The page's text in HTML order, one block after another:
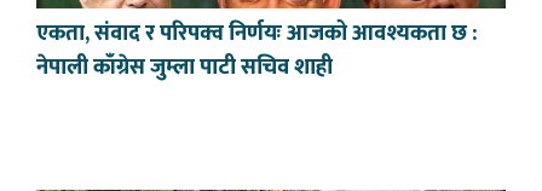
एकता, संवाद र परिपक्व निर्णयः आजको आवश्यकता छ :
नेपाली काँग्रेस जुम्ला पाटी सचिव शाही